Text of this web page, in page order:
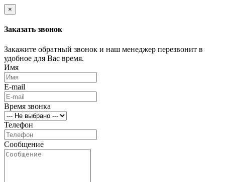
×
Заказать звонок
Закажите обратный звонок и наш менеджер перезвонит в
удобное для Вас время.
Имя
E-mail
Время звонка
Телефон
Сообщение